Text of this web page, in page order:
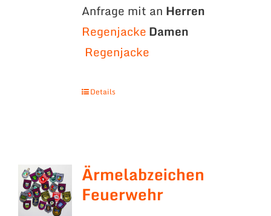
Anfrage mit an Herren
RegenjackeDamen
Regenjacke
Details
Ärmelabzeichen
Feuerwehr